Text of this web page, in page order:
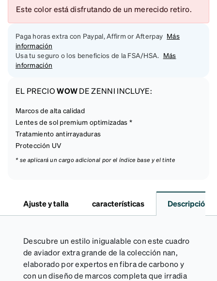
Este color está disfrutando de un merecido retiro.
Paga horas extra con Paypal, Affirm or Afterpay Más
información
Usa tu seguro o los beneficios de la FSA/HSA. Más
información
EL PRECIOWOWDE ZENNI INCLUYE:
Marcos de alta calidad
Lentes de sol premium optimizadas *
Tratamiento antirrayaduras
Protección UV
* se aplicará un cargo adicional por el índice base y el tinte
Ajuste y talla características Descripción
Descubre un estilo inigualable con este cuadro
de aviador extra grande de la colección nan,
elaborado por expertos en fibra de carbono y
con un diseño de marcos completa que irradia